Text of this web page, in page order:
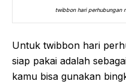
twibbon hari perhubungan
Untuk twibbon hari
siap pakai adalah
kamu bisa gunakan